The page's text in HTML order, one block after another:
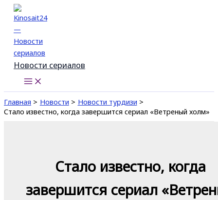
Перейти
содержимому
Новости сериалов
Главная Новости
Новости турдизи
Стало известно, когда завершится сериал «Ветреный холм»
Стало известно, когда
завершится сериал